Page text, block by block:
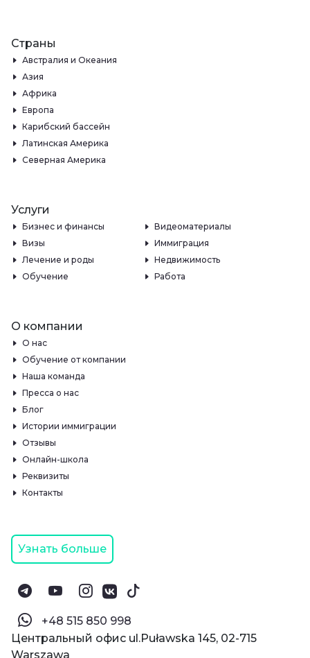
Страны
Австралия и Океания
Азия
Африка
Европа
Карибский бассейн
Латинская Америка
Северная Америка
Услуги
Бизнес и финансы
Видеоматериалы
Визы
Иммиграция
Лечение и роды
Недвижимость
Обучение
Работа
О компании
О нас
Обучение от компании
Наша команда
Пресса о нас
Блог
Истории иммиграции
Отзывы
Онлайн-школа
Реквизиты
Контакты
Узнать больше
‪+48 515 850 998‬
Центральный офис ul.Puławska 145, 02-715
Warszawa